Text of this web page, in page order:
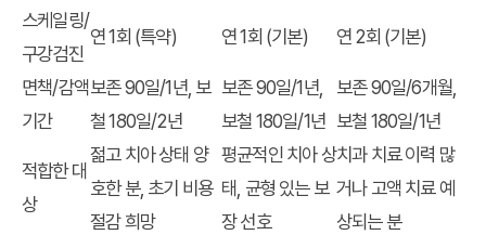
스케일링/
구강검진
연 1회 (특약) 연 1회 (기본) 연 2회 (기본)
면책/감액
기간
보존 90일/1년, 보
철 180일/2년
보존 90일/1년,
보철 180일/1년
보존 90일/6개월,
보철 180일/1년
적합한 대
상
젊고 치아 상태 양
호한 분, 초기 비용
절감 희망
평균적인 치아 상
태, 균형 있는 보
장 선호
치과 치료 이력 많
거나 고액 치료 예
상되는 분